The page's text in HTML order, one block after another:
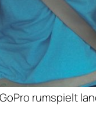
rumspielt